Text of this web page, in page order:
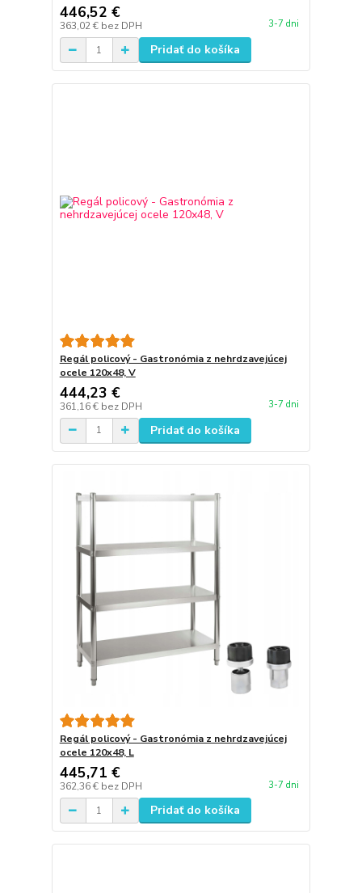
446,52 €
363,02 € bez DPH 3-7 dni
Pridať do košíka
Regál policový - Gastronómia z nehrdzavejúcej
ocele 120x48, V
444,23 €
361,16 € bez DPH 3-7 dni
Pridať do košíka
Regál policový - Gastronómia z nehrdzavejúcej
ocele 120x48, L
445,71 €
362,36 € bez DPH 3-7 dni
Pridať do košíka